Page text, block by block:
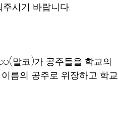
시기 바랍니다.
말코)가 공주들을 학교의
름의 공주로 위장하고 학교